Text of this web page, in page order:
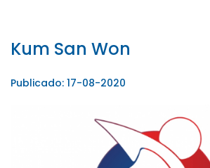
Kum San Won
Publicado: 17-08-2020